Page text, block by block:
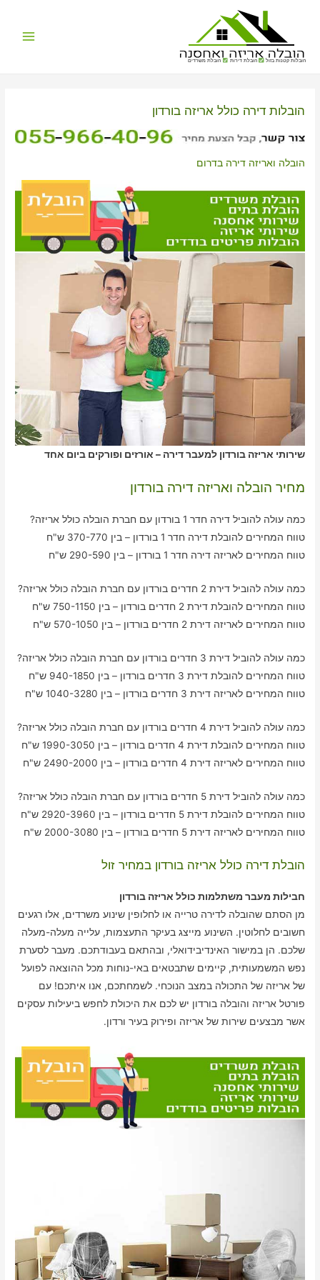
הובלות קטנות בזול הובלת דירות הובלת משרדים
הובלות דירה כולל אריזה בורדון
הובלה ואריזה דירה בדרום
שירותי אריזה בורדון למעבר דירה – אורזים ופורקים ביום אחד
מחיר הובלה ואריזה דירה בורדון
כמה עולה להוביל דירה חדר 1 בורדון עם חברת הובלה כולל אריזה?
טווח המחירים להובלת דירה חדר 1 בורדון – בין 370-770 ש"ח
טווח המחירים לאריזה דירה חדר 1 בורדון – בין 290-590 ש"ח
כמה עולה להוביל דירת 2 חדרים בורדון עם חברת הובלה כולל אריזה?
טווח המחירים להובלת דירת 2 חדרים בורדון – בין 750-1150 ש"ח
טווח המחירים לאריזה דירת 2 חדרים בורדון – בין 570-1050 ש"ח
כמה עולה להוביל דירת 3 חדרים בורדון עם חברת הובלה כולל אריזה?
טווח המחירים להובלת דירת 3 חדרים בורדון – בין 940-1850 ש"ח
טווח המחירים לאריזה דירת 3 חדרים בורדון – בין 1040-3280 ש"ח
כמה עולה להוביל דירת 4 חדרים בורדון עם חברת הובלה כולל אריזה?
טווח המחירים להובלת דירת 4 חדרים בורדון – בין 1990-3050 ש"ח
טווח המחירים לאריזה דירת 4 חדרים בורדון – בין 2490-2000 ש"ח
כמה עולה להוביל דירת 5 חדרים בורדון עם חברת הובלה כולל אריזה?
טווח המחירים להובלת דירת 5 חדרים בורדון – בין 2920-3960 ש"ח
טווח המחירים לאריזה דירת 5 חדרים בורדון – בין 2000-3080 ש"ח
הובלת דירה כולל אריזה בורדון במחיר זול
חבילות מעבר משתלמות כולל אריזה בורדון
מן הסתם שהובלה לדירה טרייה או לחלופין שינוע משרדים, אלו רגעים
חשובים לחלוטין. השינוע מייצג בעיקר התעצמות, עלייה מעלה-מעלה
שלכם. הן במישור האינדיבידואלי, ובהתאם בעבודתכם. מעבר לסערת
נפש המשמעותית, קיימים שתבטאים באי-נוחות מכל ההוצאה לפועל
של אריזה של התכולה במצב הנוכחי. לשמחתכם, אנו איתכם! עם
פורטל אריזה והובלה בורדון יש לכם את היכולת לחפש ביעילות עסקים
אשר מבצעים שירות של אריזה ופירוק בעיר ורדון.